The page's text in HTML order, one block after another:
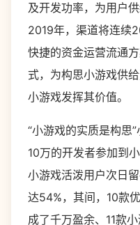
及开发功率，为用户
2019年，渠道将连续
快捷的资金运营流通
式，为构思小游戏供
小游戏发挥其价值。
“小游戏的实质是构思
10万的开发者参加到
小游戏活泼用户次日
达54%，其间，10款
成了千万盈余、11款